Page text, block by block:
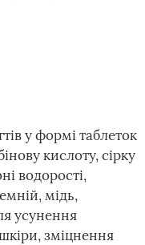
у формі таблеток
кислоту, сірку
водорості,
мідь,
усунення
зміцнення